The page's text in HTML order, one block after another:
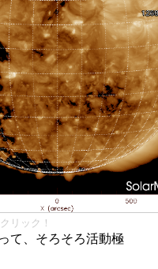
リック！
て、そろそろ活動極